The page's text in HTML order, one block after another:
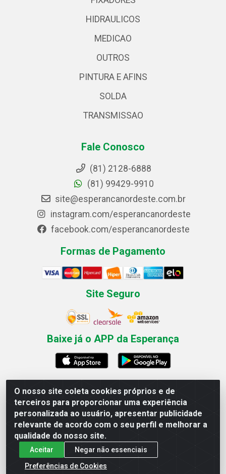
O nosso site coleta cookies próprios e de
terceiros para proporcionar uma experiência
personalizada ao usuário, apresentar publicidade
relevante de acordo com o seu perfil e melhorar a
qualidade do nosso site.
Aceitar
Negar não essenciais
Preferências de Cookies
HIDRAULICOS
MEDICAO
OUTROS
PINTURA E AFINS
SOLDA
TRANSMISSAO
Fale Conosco
(81) 2128-6888
(81) 99429-9910
site@esperancanordeste.com.br
instagram.com/esperancanordeste
facebook.com/esperancanordeste
Formas de Pagamento
Site Seguro
Baixe já o APP da Esperança
Esperança Nordeste - Rua Professor Caldas Filho, 291 -
Estância - Recife / PE CEP: 50771-335 - CNPJ
03.666.136/0001-23